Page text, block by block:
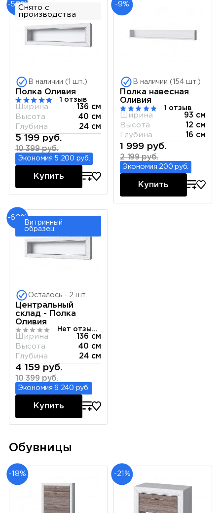
-50%Снято с
производства
В наличии (1 шт.)
Полка Оливия
1 отзыв
Ширина
136 см
Высота
40 см
Глубина
24 см
5 199 руб.
10 399 руб.
Экономия 5 200 руб.
Купить
-9%
В наличии (154 шт.)
Полка навесная
Оливия
1 отзыв
Ширина
93 см
Высота
12 см
Глубина
16 см
1 999 руб.
2 199 руб.
Экономия 200 руб.
Купить
-60%
Витринный
образец
Осталось - 2 шт.
Центральный
склад - Полка
Оливия
Нет отзывов
Ширина
136 см
Высота
40 см
Глубина
24 см
4 159 руб.
10 399 руб.
Экономия 6 240 руб.
Купить
Обувницы
-18% -21%